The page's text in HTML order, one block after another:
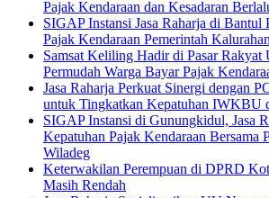
Pajak Kendaraan dan Kesadaran
SIGAP Instansi Jasa Raharja di Bantul
Pajak Kendaraan Pemerintah
Samsat Keliling Hadir di Pasar
Permudah Warga Bayar Pajak
Jasa Raharja Perkuat Sinergi dengan
untuk Tingkatkan Kepatuhan IWKBU
SIGAP Instansi di Gunungkidul, Jasa
Kepatuhan Pajak Kendaraan Bersama
Wiladeg
Keterwakilan Perempuan di DPRD
Masih Rendah